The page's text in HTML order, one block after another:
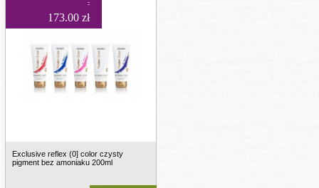
173.00 zł
Exclusive reflex (0] color czysty
pigment bez amoniaku 200ml